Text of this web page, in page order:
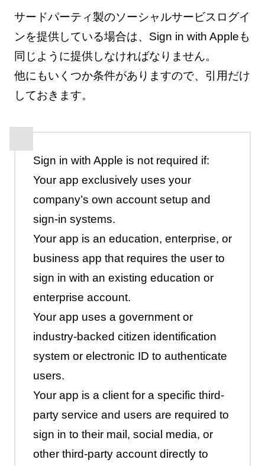
サードパーティ製のソーシャルサービスログイ
ンを提供している場合は、Sign in with Appleも
同じように提供しなければなりません。
他にもいくつか条件がありますので、引用だけ
しておきます。
Sign in with Apple is not required if:
Your app exclusively uses your
company’s own account setup and
sign-in systems.
Your app is an education, enterprise, or
business app that requires the user to
sign in with an existing education or
enterprise account.
Your app uses a government or
industry-backed citizen identification
system or electronic ID to authenticate
users.
Your app is a client for a specific third-
party service and users are required to
sign in to their mail, social media, or
other third-party account directly to